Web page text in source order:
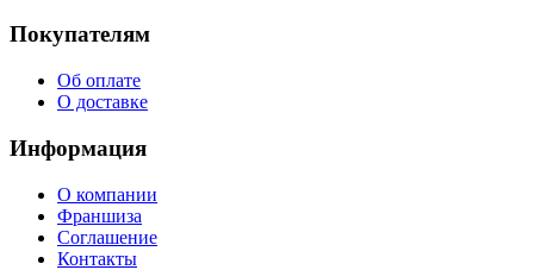
Покупателям
Об оплате
О доставке
Информация
О компании
Франшиза
Соглашение
Контакты